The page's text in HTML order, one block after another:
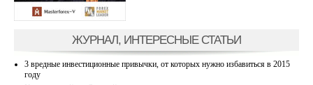
ЖУРНАЛ, ИНТЕРЕСНЫЕ СТАТЬИ
3 вредные инвестиционные привычки, от которых нужно избавиться в 2015
году